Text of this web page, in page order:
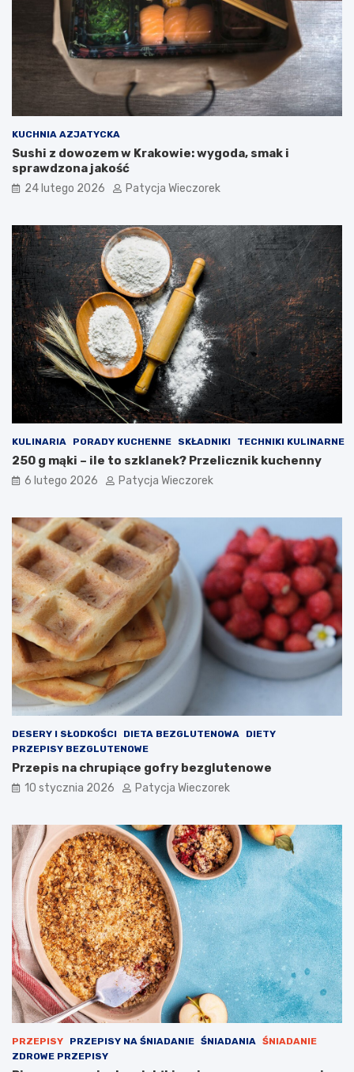
KUCHNIA AZJATYCKA
Sushi z dowozem w Krakowie: wygoda, smak i
sprawdzona jakość
24 lutego 2026 Patycja Wieczorek
KULINARIA PORADY KUCHENNE SKŁADNIKI TECHNIKI KULINARNE
250 g mąki – ile to szklanek? Przelicznik kuchenny
6 lutego 2026 Patycja Wieczorek
DESERY I SŁODKOŚCI DIETA BEZGLUTENOWA
DIETY
PRZEPISY BEZGLUTENOWE
Przepis na chrupiące gofry bezglutenowe
10 stycznia 2026 Patycja Wieczorek
PRZEPISY PRZEPISY NA ŚNIADANIE ŚNIADANIA
ŚNIADANIE
ZDROWE PRZEPISY